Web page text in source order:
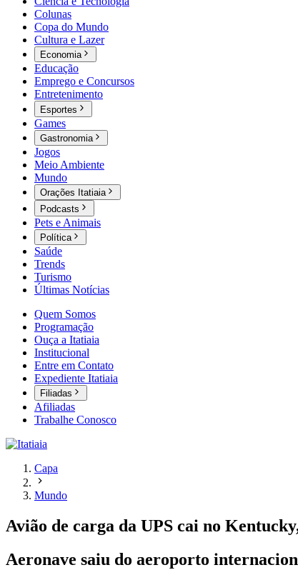
Colunas
Copa do Mundo
Cultura e Lazer
Economia
Educação
Emprego e Concursos
Entretenimento
Esportes
Games
Gastronomia
Jogos
Meio Ambiente
Mundo
Orações Itatiaia
Podcasts
Pets e Animais
Política
Saúde
Trends
Turismo
Últimas Notícias
Quem Somos
Programação
Ouça a Itatiaia
Institucional
Entre em Contato
Expediente Itatiaia
Filiadas
Afiliadas
Trabalhe Conosco
Capa
Mundo
Avião de carga da UPS cai no
Aeronave saiu do aeroporto